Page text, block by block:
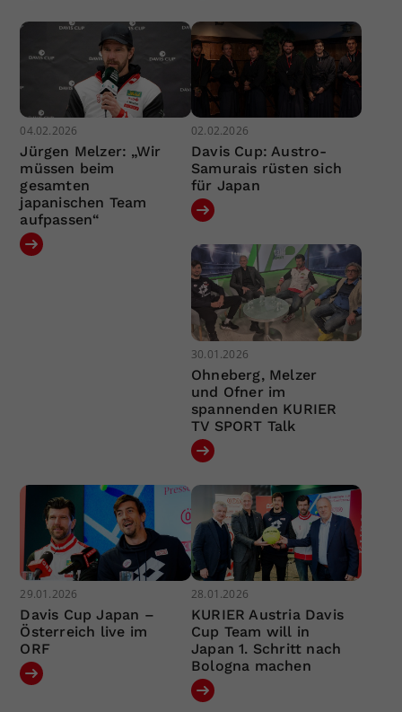
04.02.2026
Jürgen Melzer: „Wir
müssen beim
gesamten
japanischen Team
aufpassen“
02.02.2026
Davis Cup: Austro-
Samurais rüsten sich
für Japan
30.01.2026
Ohneberg, Melzer
und Ofner im
spannenden KURIER
TV SPORT Talk
29.01.2026
Davis Cup Japan –
Österreich live im
ORF
28.01.2026
KURIER Austria Davis
Cup Team will in
Japan 1. Schritt nach
Bologna machen